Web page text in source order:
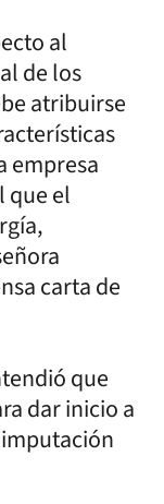
al
de los
atribuirse
empresa
que el
carta de
que
dar inicio a